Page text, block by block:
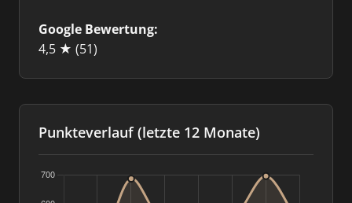
Google Bewertung:
4,5 ★ (51)
Punkteverlauf (letzte 12 Monate)